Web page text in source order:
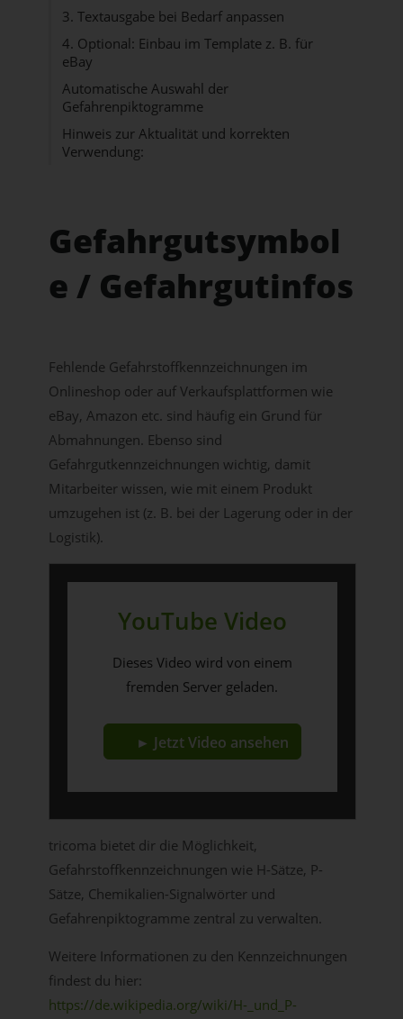
3. Textausgabe bei Bedarf anpassen
4. Optional: Einbau im Template z. B. für
eBay
Automatische Auswahl der
Gefahrenpiktogramme
Hinweis zur Aktualität und korrekten
Verwendung:
Gefahrgutsymbol
e / Gefahrgutinfos
Fehlende Gefahrstoffkennzeichnungen im
Onlineshop oder auf Verkaufsplattformen wie
eBay, Amazon etc. sind häufig ein Grund für
Abmahnungen. Ebenso sind
Gefahrgutkennzeichnungen wichtig, damit
Mitarbeiter wissen, wie mit einem Produkt
umzugehen ist (z. B. bei der Lagerung oder in der
Logistik).
YouTube Video
Dieses Video wird von einem
fremden Server geladen.
► Jetzt Video ansehen
tricoma bietet dir die Möglichkeit,
Gefahrstoffkennzeichnungen wie H-Sätze, P-
Sätze, Chemikalien-Signalwörter und
Gefahrenpiktogramme zentral zu verwalten.
Weitere Informationen zu den Kennzeichnungen
findest du hier:
https://de.wikipedia.org/wiki/H-_und_P-